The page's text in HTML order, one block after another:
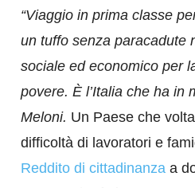
“Viaggio in prima classe
un tuffo senza paracadute
sociale ed economico per
povere. È l’Italia che ha in
Meloni. Un Paese che
difficoltà di lavoratori e
Reddito di cittadinanza a